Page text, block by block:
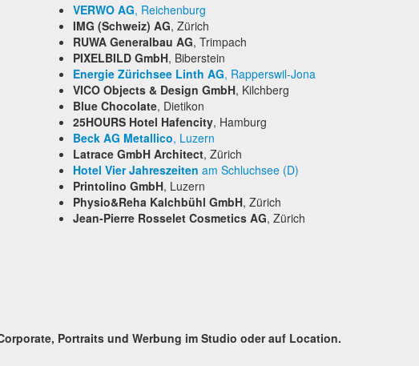
VERWO AG, Reichenburg
IMG (Schweiz) AG, Zürich
RUWA Generalbau AG, Trimpach
PIXELBILD GmbH, Biberstein
Energie Zürichsee Linth AG, Rapperswil-Jona
VICO Objects & Design GmbH, Kilchberg
Blue Chocolate, Dietikon
25HOURS Hotel Hafencity, Hamburg
Beck AG Metallico, Luzern
Latrace GmbH Architect, Zürich
Hotel Vier Jahreszeiten am Schluchsee (D)
Printolino GmbH, Luzern
Physio&Reha Kalchbühl GmbH, Zürich
Jean-Pierre Rosselet Cosmetics AG, Zürich
Portraits und Werbung im Studio oder auf Location.